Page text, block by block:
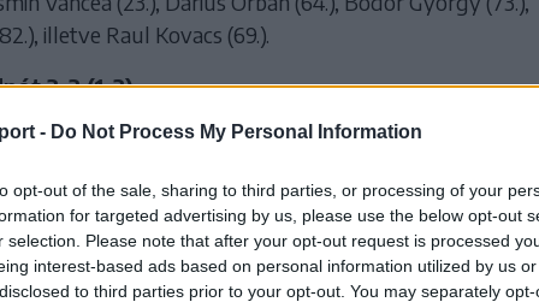
- Do Not Process My Personal Information
opt-out of the sale, sharing to third parties, or processing of your
for targeted advertising by us, please use the below opt-out
selection. Please note that after your opt-out request is processed
interest-based ads based on personal information utilized by us
to third parties prior to your opt-out. You may separately
illetve Raul Kovacs (69.).
3–3 (1–3).
Erik (44.), Feketics Norbert (73.), Doru Toncean (86.),
Mircea Ungur (27.), Cătălin Chertes (33.).
2–1 (1–0).
Barna (10.), Borbély Roland (65.), illetve Radu Văidean
Avântul 1–3 (1–1).